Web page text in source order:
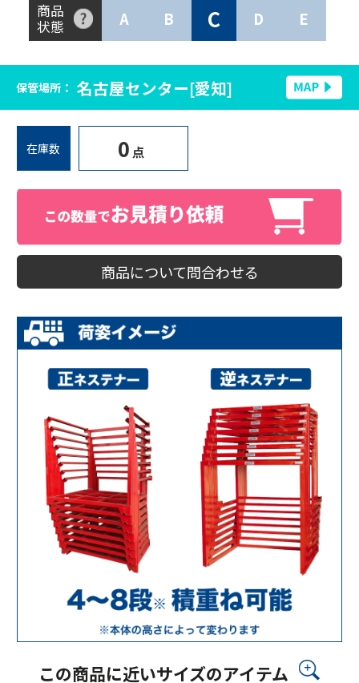
商品
状態
A B C D E
保管場所： 名古屋センター[愛知]
在庫数 0 点
商品について問合わせる
この商品に近いサイズのアイテム